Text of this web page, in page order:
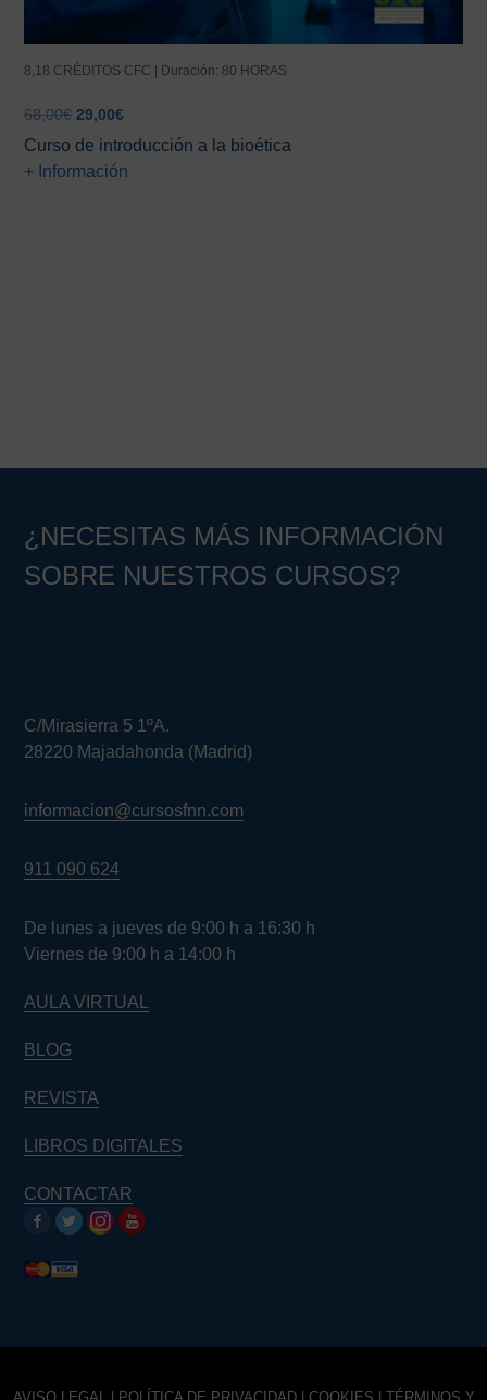
8,18 CRÉDITOS CFC | Duración: 80 HORAS
68,00€ El
precio
original
era:
29,00€El
precio
actual
es:
Curso de introducción a la bioética
+ Información
¿NECESITAS MÁS INFORMACIÓN
SOBRE NUESTROS CURSOS?
C/Mirasierra 5 1ºA.
28220 Majadahonda (Madrid)
informacion@cursosfnn.com
911 090 624
De lunes a jueves de 9:00 h a 16:30 h
Viernes de 9:00 h a 14:00 h
AULA VIRTUAL
BLOG
REVISTA
LIBROS DIGITALES
CONTACTAR